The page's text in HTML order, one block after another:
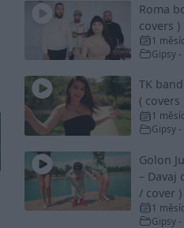
Roma
covers )
1
Gipsy
TK
( covers
1
Gipsy
Golon
– Davaj
/ cover )
1
Gipsy